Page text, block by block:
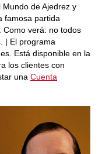
de Ajedrez y
famosa partida
Como verá: no todos
| El programa
Está disponible en la
los clientes con
una Cuenta